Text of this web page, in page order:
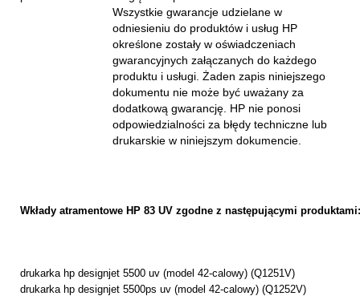
Wszystkie gwarancje udzielane w
odniesieniu do produktów i usług HP
określone zostały w oświadczeniach
gwarancyjnych załączanych do każdego
produktu i usługi. Żaden zapis niniejszego
dokumentu nie może być uważany za
dodatkową gwarancję. HP nie ponosi
odpowiedzialności za błędy techniczne lub
drukarskie w niniejszym dokumencie.
Wkłady atramentowe HP 83 UV zgodne z następującymi produktami:
drukarka hp designjet 5500 uv (model 42-calowy) (Q1251V)
drukarka hp designjet 5500ps uv (model 42-calowy) (Q1252V)